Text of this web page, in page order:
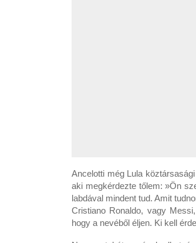
Ancelotti még Lula
aki megkérdezte tőlem: »Ön
labdával mindent tud. Amit
Cristiano Ronaldo, vagy
hogy a nevéből éljen. Ki kell